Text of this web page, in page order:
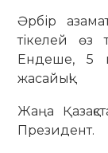
Әрбір
тікелей өз
Ендеше, 5
жасайық!
Жаңа
Президент.